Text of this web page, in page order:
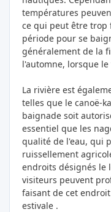
températures
ce qui peut être trop
période pour se
généralement de la
l'automne, lorsque
La rivière est
telles que le canoë-
baignade soit
essentiel que les
qualité de l'eau, qui
ruissellement
endroits désignés le
visiteurs peuvent
faisant de cet
estivale .